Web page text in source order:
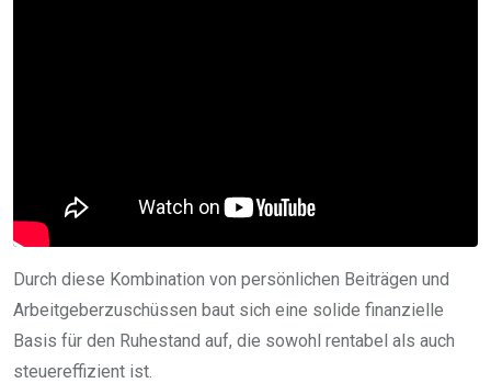
Durch diese Kombination von persönlichen Beiträgen und
Arbeitgeberzuschüssen baut sich eine solide finanzielle
Basis für den Ruhestand auf, die sowohl rentabel als auch
steuereffizient ist.